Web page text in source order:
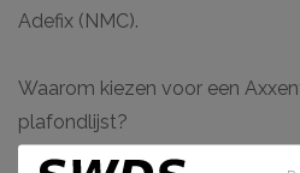
Adefix (NMC).
Waarom kiezen voor een
plafondlijst?
- Makkelijk verwerkbaar